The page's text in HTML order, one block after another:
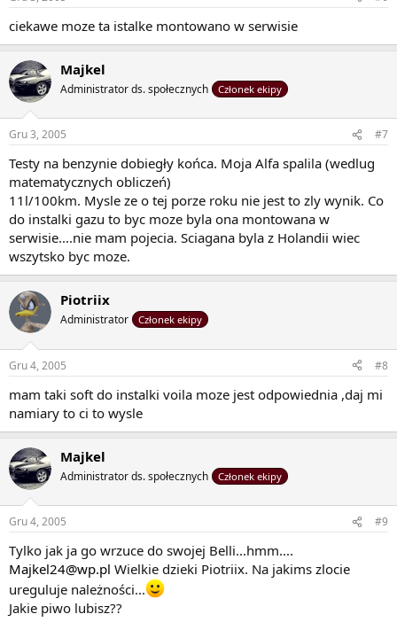
ciekawe moze ta istalke montowano w serwisie
Majkel
Administrator ds. społecznych Członek ekipy
Gru 3, 2005 #7
Testy na benzynie dobiegły końca. Moja Alfa spalila (wedlug
matematycznych obliczeń)
11l/100km. Mysle ze o tej porze roku nie jest to zly wynik. Co
do instalki gazu to byc moze byla ona montowana w
serwisie....nie mam pojecia. Sciagana byla z Holandii wiec
wszytsko byc moze.
Piotriix
Administrator Członek ekipy
Gru 4, 2005 #8
mam taki soft do instalki voila moze jest odpowiednia ,daj mi
namiary to ci to wysle
Majkel
Administrator ds. społecznych Członek ekipy
Gru 4, 2005 #9
Tylko jak ja go wrzuce do swojej Belli...hmm....
Majkel24@wp.pl Wielkie dzieki Piotriix. Na jakims zlocie
ureguluje należności...
Jakie piwo lubisz??